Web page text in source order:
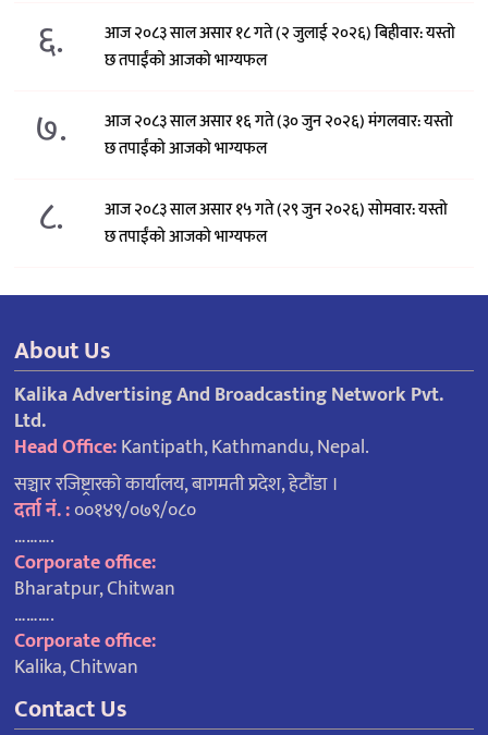
६.
आज २०८३ साल असार १८ गते (२ जुलाई २०२६) बिहीवार: यस्तो
छ तपाईंको आजको भाग्यफल
७.
आज २०८३ साल असार १६ गते (३० जुन २०२६) मंगलवार: यस्तो
छ तपाईंको आजको भाग्यफल
८.
आज २०८३ साल असार १५ गते (२९ जुन २०२६) साेमवार: यस्तो
छ तपाईंको आजको भाग्यफल
About Us
Kalika Advertising And Broadcasting Network Pvt.
Ltd.
Head Office:Kantipath, Kathmandu, Nepal.
सञ्चार रजिष्ट्रारको कार्यालय, बागमती प्रदेश, हेटौंडा ।
दर्ता नं. :००१४९/०७९/०८०
……….
Corporate office:
Bharatpur, Chitwan
……….
Corporate office:
Kalika, Chitwan
Contact Us